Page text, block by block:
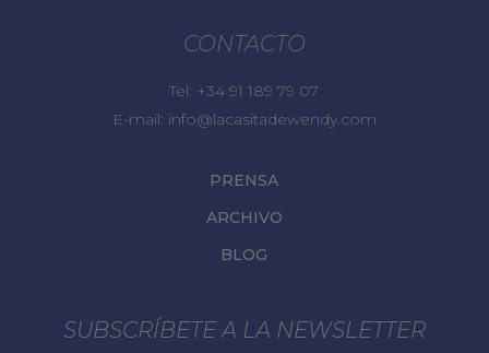
CONTACTO
Tel: +34 91 189 79 07
E-mail: info@lacasitadewendy.com
PRENSA
ARCHIVO
BLOG
SUBSCRÍBETE A LA NEWSLETTER